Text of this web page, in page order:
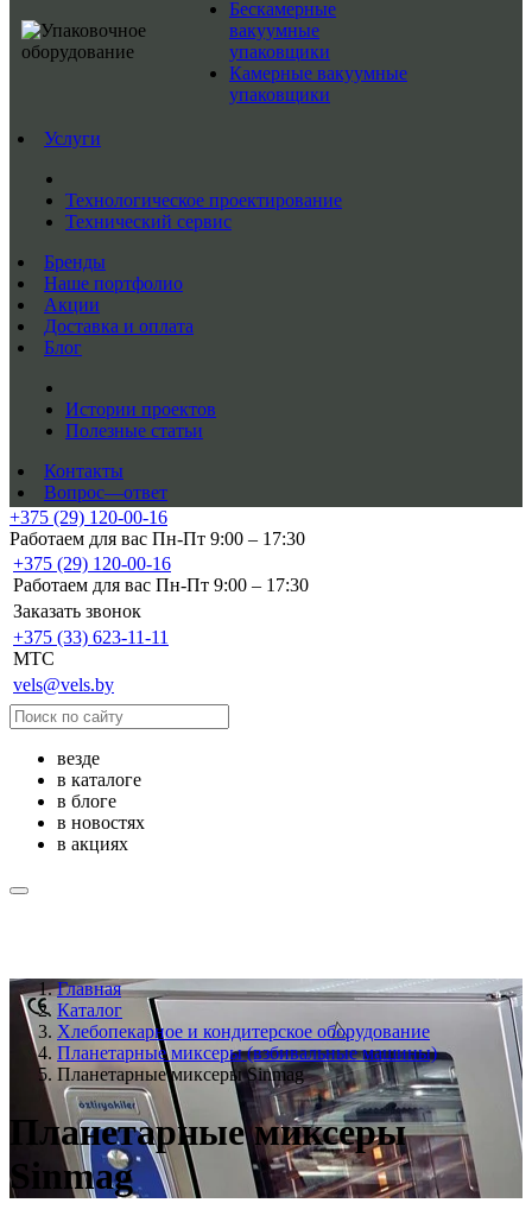
Бескамерные
вакуумные
упаковщики
Камерные вакуумные
упаковщики
Услуги
Технологическое проектирование
Технический сервис
Бренды
Наше портфолио
Акции
Доставка и оплата
Блог
Истории проектов
Полезные статьи
Контакты
Вопрос—ответ
+375 (29) 120-00-16
Работаем для вас Пн-Пт 9:00 – 17:30
+375 (29) 120-00-16
Работаем для вас Пн-Пт 9:00 – 17:30
Заказать звонок
+375 (33) 623-11-11
MTC
vels@vels.by
везде
в каталоге
в блоге
в новостях
в акциях
Главная
Каталог
Хлебопекарное и кондитерское оборудование
Планетарные миксеры (взбивальные машины)
Планетарные миксеры Sinmag
Планетарные миксеры
Sinmag